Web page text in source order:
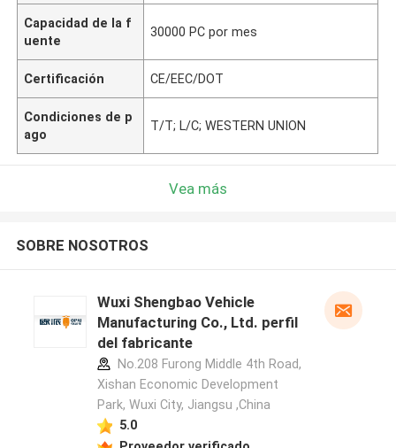
Capacidad de la f
uente
30000 PC por mes
Certificación CE/EEC/DOT
Condiciones de p
ago
T/T; L/C; WESTERN UNION
Vea más
SOBRE NOSOTROS
Wuxi Shengbao Vehicle
Manufacturing Co., Ltd. perfil
del fabricante
No.208 Furong Middle 4th Road,
Xishan Economic Development
Park, Wuxi City, Jiangsu ,China
5.0